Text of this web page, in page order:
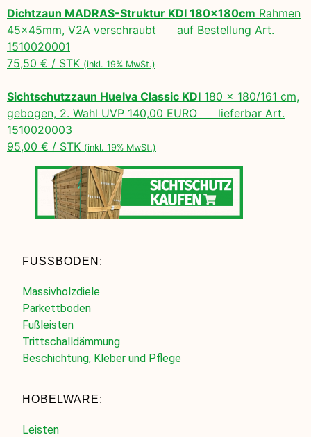
Dichtzaun MADRAS-Struktur KDI 180x180cm Rahmen
45x45mm, V2A verschraubt auf Bestellung Art.
1510020001
75,50 € / STK (inkl. 19% MwSt.)
Sichtschutzzaun Huelva Classic KDI 180 x 180/161 cm,
gebogen, 2. Wahl UVP 140,00 EURO lieferbar Art.
1510020003
95,00 € / STK (inkl. 19% MwSt.)
FUSSBODEN:
Massivholzdiele
Parkettboden
Fußleisten
Trittschalldämmung
Beschichtung, Kleber und Pflege
HOBELWARE:
Leisten